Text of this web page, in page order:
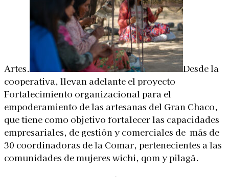
Artes.
Desde la
cooperativa, llevan adelante el proyecto
Fortalecimiento organizacional para el
empoderamiento de las artesanas del Gran Chaco,
que tiene como objetivo fortalecer las capacidades
empresariales, de gestión y comerciales de más de
30 coordinadoras de la Comar, pertenecientes a las
comunidades de mujeres wichi, qom y pilagá.